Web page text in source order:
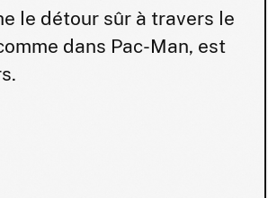
le détour sûr à travers le
dans Pac-Man, est